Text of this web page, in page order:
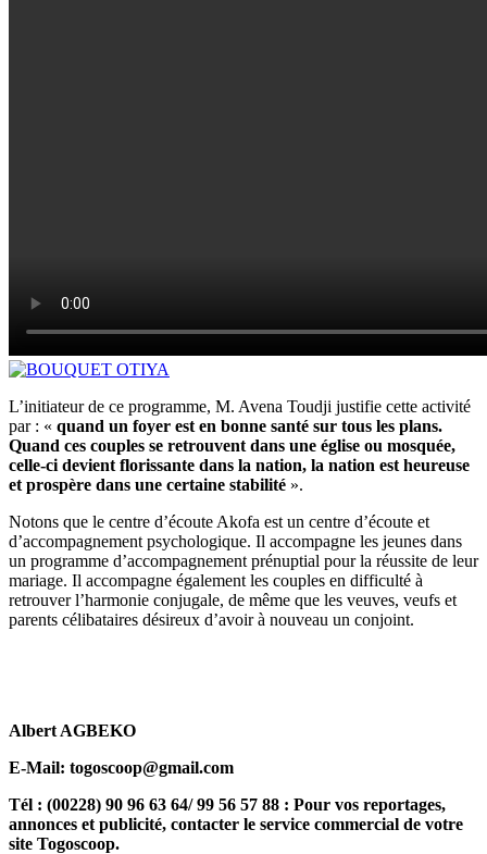
L’initiateur de ce programme, M. Avena Toudji justifie cette activité
par : « quand un foyer est en bonne santé sur tous les plans.
Quand ces couples se retrouvent dans une église ou mosquée,
celle-ci devient florissante dans la nation, la nation est heureuse
et prospère dans une certaine stabilité ».
Notons que le centre d’écoute Akofa est un centre d’écoute et
d’accompagnement psychologique. Il accompagne les jeunes dans
un programme d’accompagnement prénuptial pour la réussite de leur
mariage. Il accompagne également les couples en difficulté à
retrouver l’harmonie conjugale, de même que les veuves, veufs et
parents célibataires désireux d’avoir à nouveau un conjoint.
Albert AGBEKO
E-Mail: togoscoop@gmail.com
Tél : (00228) 90 96 63 64/ 99 56 57 88 : Pour vos reportages,
annonces et publicité, contacter le service commercial de votre
site Togoscoop.